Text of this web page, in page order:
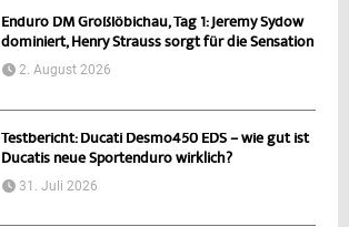
Enduro DM Großlöbichau, Tag 1: Jeremy Sydow
dominiert, Henry Strauss sorgt für die Sensation
2. August 2026
Testbericht: Ducati Desmo450 EDS – wie gut ist
Ducatis neue Sportenduro wirklich?
31. Juli 2026